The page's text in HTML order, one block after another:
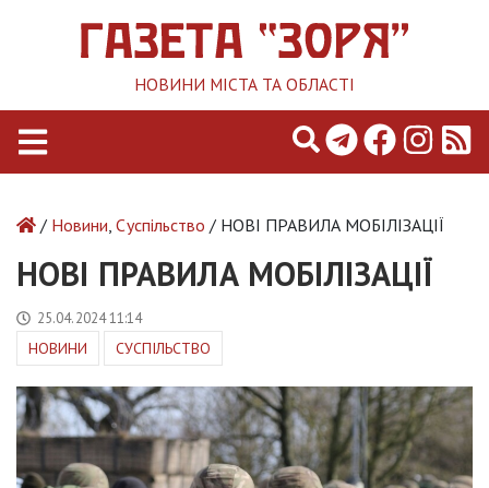
НОВИНИ МІСТА ТА ОБЛАСТІ
/ Новини ,Суспільство / НОВІ ПРАВИЛА МОБІЛІЗАЦІЇ
НОВІ ПРАВИЛА МОБІЛІЗАЦІЇ
25.04.2024 11:14
НОВИНИ СУСПІЛЬСТВО